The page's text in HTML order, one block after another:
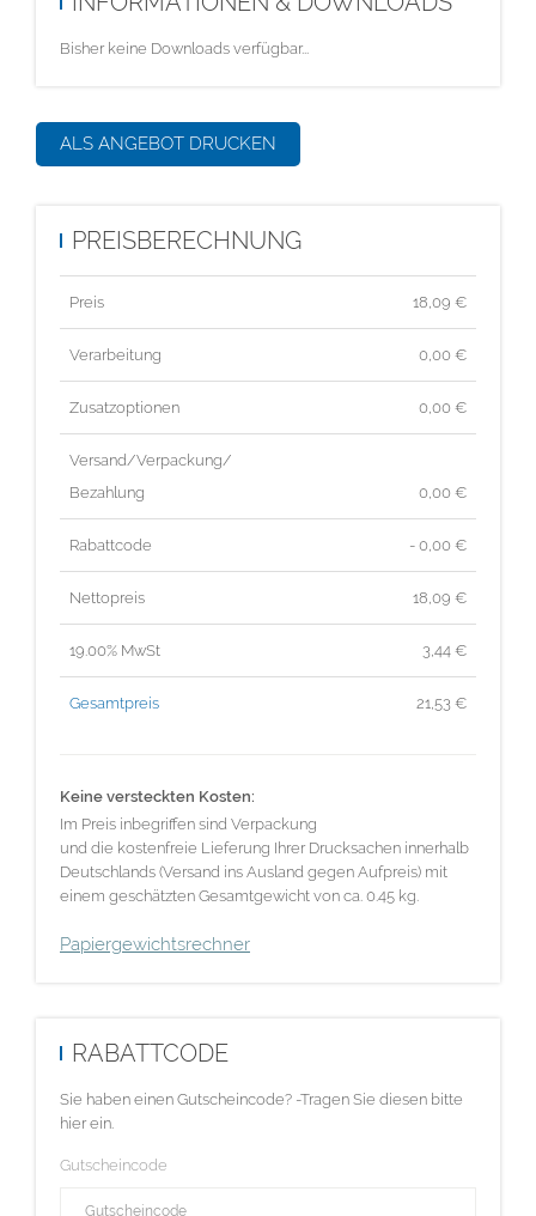
Bisher keine Downloads verfügbar...
ALS ANGEBOT DRUCKEN
PREISBERECHNUNG
Preis 18,09 €
Verarbeitung 0,00 €
Zusatzoptionen 0,00 €
Versand/Verpackung/
Bezahlung
0,00 €
Rabattcode - 0,00 €
Nettopreis 18,09 €
19.00% MwSt 3,44 €
Gesamtpreis 21,53 €
Keine versteckten Kosten:
Im Preis inbegriffen sind Verpackung
und die kostenfreie Lieferung Ihrer Drucksachen innerhalb
Deutschlands (Versand ins Ausland gegen Aufpreis) mit
einem geschätzten Gesamtgewicht von ca. 0.45 kg.
Papiergewichtsrechner
RABATTCODE
Sie haben einen Gutscheincode? -Tragen Sie diesen bitte
hier ein.
Gutscheincode